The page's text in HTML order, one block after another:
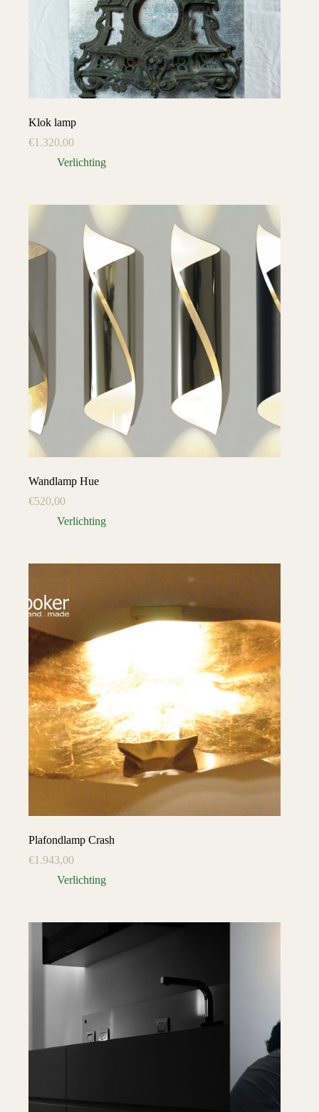
Klok lamp
€1.320,00
Verlichting
Wandlamp Hue
€520,00
Verlichting
Plafondlamp Crash
€1.943,00
Verlichting